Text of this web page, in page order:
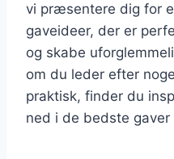
vi præsentere dig for
gaveideer, der er
og skabe
om du leder efter
praktisk, finder du
ned i de bedste